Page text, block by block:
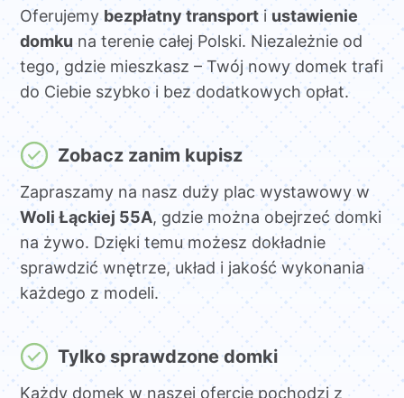
Oferujemybezpłatny transporti ustawienie
domkuna terenie całej Polski. Niezależnie od
tego, gdzie mieszkasz – Twój nowy domek trafi
do Ciebie szybko i bez dodatkowych opłat.
Zobacz zanim kupisz
Zapraszamy na nasz duży plac wystawowy w
Woli Łąckiej 55A, gdzie można obejrzeć domki
na żywo. Dzięki temu możesz dokładnie
sprawdzić wnętrze, układ i jakość wykonania
każdego z modeli.
Tylko sprawdzone domki
Każdy domek w naszej ofercie pochodzi z